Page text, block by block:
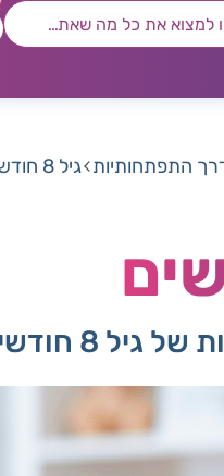
התפתחותיות גיל 8 חודשים
8 חודשים